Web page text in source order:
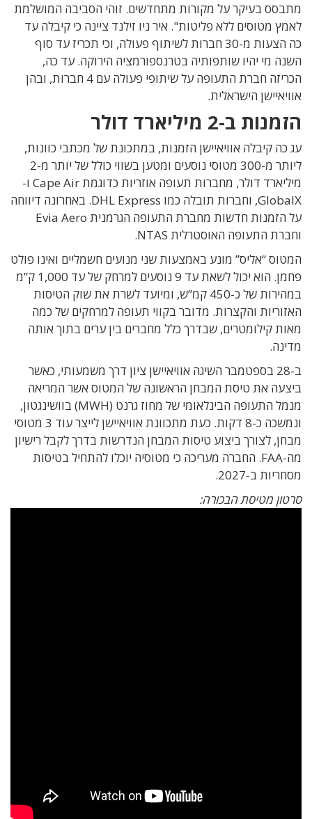
מתבסס בעיקר על מקורות מתחדשים. זוהי הסביבה המושלמת
לאמץ מטוסים ללא פליטות". איר ניו זילנד ציינה כי קיבלה עד
כה הצעות מ-30 חברות לשיתוף פעולה, וכי תכריז עד סוף
השנה מי יהיו שותפותיה בטרנספורמציה הירוקה. עד כה,
הכריזה חברת התעופה על שיתופי פעולה עם 4 חברות, ובהן
אוויאיישן הישראלית.
הזמנות ב-2 מיליארד דולר
עג כה קיבלה אוויאיישן הזמנות, במתכונת של מכתבי כוונות,
ליותר מ-300 מטוסי נוסעים ומטען בשווי כולל של יותר מ-2
מיליארד דולר, מחברות תעופה אוזריות כדוגמת Cape Air ו-
GlobalX, וחברות תובלה כמו DHL Express. באחרונה דיווחה
על הזמנות חדשות מחברת התעופה הגרמנית Evia Aero
וחברת התעופה האוסטרלית NTAS.
המטוס “אליס” מונע באמצעות שני מנועים חשמליים ואינו פולט
פחמן. הוא יכול לשאת עד 9 נוסעים למרחק של עד 1,000 ק”מ
במהירות של כ-450 קמ”ש, ומיועד לשרת את שוק הטיסות
האזוריות והקצרות. מדובר בקווי תעופה למרחקים של כמה
מאות קילומטרים, שבדרך כלל מחברים בין ערים בתוך אותה
מדינה.
ב-28 בספטמבר השיגה אוויאיישן ציון דרך משמעותי, כאשר
ביצעה את טיסת המבחן הראשונה של המטוס אשר המריאה
מנמל התעופה הבינלאומי של מחוז גרנט (MWH) בוושינגטון,
ונמשכה כ-8 דקות. כעת מתכוונת אוויאיישן לייצר עוד 3 מטוסי
מבחן, לצורך ביצוע טיסות המבחן הנדרשות בדרך לקבל רישיון
מה-FAA. החברה מעריכה כי מטוסיה יוכלו להתחיל בטיסות
מסחריות ב-2027.
סרטון מטיסת הבכורה: